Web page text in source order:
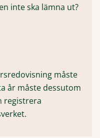
inte ska lämna ut?
måste
år måste dessutom
registrera